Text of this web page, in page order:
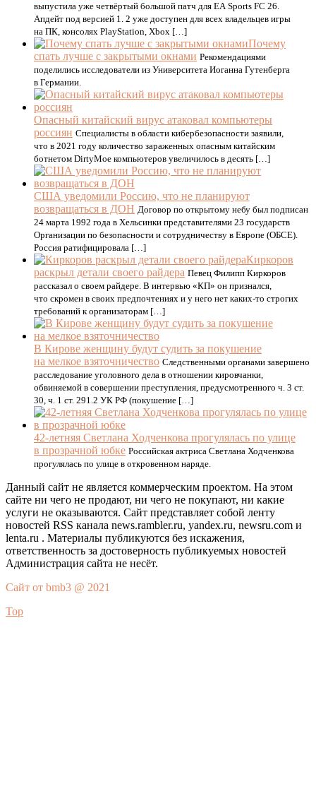
выпустила уже четвёртый большой патч для EA Sports FC 26.
Апдейт под версией 1. 2 уже доступен для всех владельцев игры
на ПК, консолях PlayStation, Xbox […]
Почему
спать лучше с закрытыми окнами Рекомендациями
поделились исследователи из Университета Иоганна Гутенберга
в Германии.
Опасный китайский вирус атаковал компьютеры
россиян Специалисты в области кибербезопасности заявили,
что в 2021 году количество зараженных опасным китайским
ботнетом DirtyMoe компьютеров увеличилось в десять […]
США уведомили Россию, что не планируют
возвращаться в ДОН Договор по открытому небу был подписан
24 марта 1992 года в Хельсинки представителями 23 государств
Организации по безопасности и сотрудничеству в Европе (ОБСЕ).
Россия ратифицировала […]
Киркоров
раскрыл детали своего райдера Певец Филипп Киркоров
рассказал о своем райдере. В интервью «КП» он признался,
что скромен в своих предпочтениях и у него нет каких-то строгих
требований к организаторам […]
В Кирове женщину будут судить за покушение
на мелкое взяточничество Следственными органами завершено
расследование уголовного дела в отношении кировчанки,
обвиняемой в совершении преступления, предусмотренного ч. 3 ст.
30, ч. 1 ст. 291.2 УК РФ (покушение […]
42-летняя Светлана Ходченкова прогулялась по улице
в прозрачной юбке Российская актриса Светлана Ходченкова
прогулялась по улице в откровенном наряде.
Данный сайт не является коммерческим проектом. На этом
сайте ни чего не продают, ни чего не покупают, ни какие
услуги не оказываются. Сайт представляет собой ленту
новостей RSS канала news.rambler.ru, yandex.ru, newsru.com и
lenta.ru . Материалы публикуются без искажения,
ответственность за достоверность публикуемых новостей
Администрация сайта не несёт.
Сайт от bmb3 @ 2021
Top